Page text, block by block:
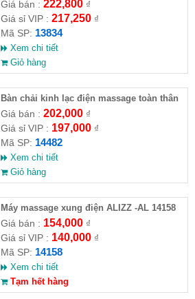
Phong AL-13834( HĐ )
Giá bán : 222,800₫
Giá sỉ VIP : 217,250₫
Mã SP: 13834
Xem chi tiết
Giỏ hàng
Bàn chải kinh lạc điện massage toàn thân
ALIZZ AL-14482
Giá bán : 202,000₫
Giá sỉ VIP : 197,000₫
Mã SP: 14482
Xem chi tiết
Giỏ hàng
Máy massage xung điện ALIZZ -AL 14158
Giá bán : 154,000₫
Giá sỉ VIP : 140,000₫
Mã SP: 14158
Xem chi tiết
Tạm hết hàng